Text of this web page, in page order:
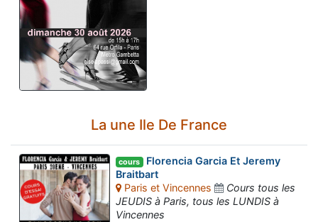
La une Ile De France
cours Florencia Garcia Et Jeremy
Braitbart
Paris et Vincennes
Cours tous les
JEUDIS à Paris, tous les LUNDIS à
Vincennes